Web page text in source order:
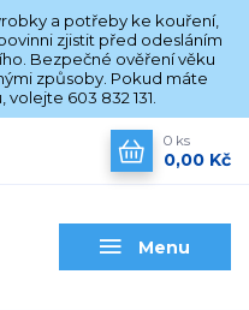
a potřeby ke kouření,
zjistit před odesláním
Bezpečné ověření věku
způsoby. Pokud máte
603 832 131.
Menu
0 ks
0,00 Kč